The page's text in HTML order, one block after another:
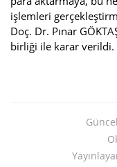
işlemleri
Doç. Dr. Pınar
birliği ile karar verildi.